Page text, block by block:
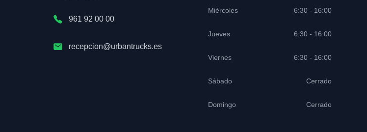
961 92 00 00
recepcion@urbantrucks.es
Miércoles 6:30 - 16:00
Jueves 6:30 - 16:00
Viernes 6:30 - 16:00
Sábado Cerrado
Domingo Cerrado